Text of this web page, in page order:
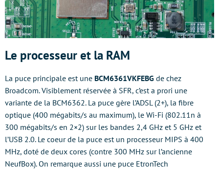
Le processeur et la RAM
La puce principale est une BCM6361VKFEBG de chez
Broadcom. Visiblement réservée à SFR, c’est a prori une
variante de la BCM6362. La puce gère l’ADSL (2+), la fibre
optique (400 mégabits/s au maximum), le Wi-Fi (802.11n à
300 mégabits/s en 2×2) sur les bandes 2,4 GHz et 5 GHz et
l’USB 2.0. Le coeur de la puce est un processeur MIPS à 400
MHz, doté de deux cores (contre 300 MHz sur l’ancienne
NeufBox). On remarque aussi une puce EtronTech